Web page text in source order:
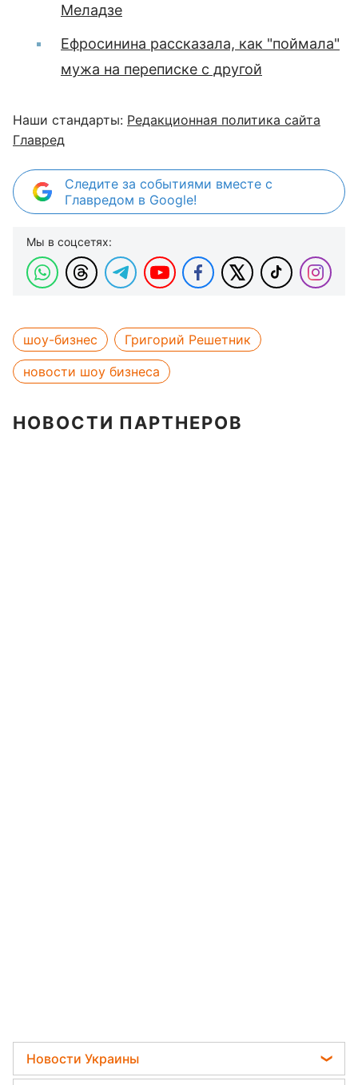
Меладзе
Ефросинина рассказала, как "поймала"
мужа на переписке с другой
Наши стандарты: Редакционная политика сайта
Главред
Следите за событиями вместе с
Главредом в Google!
Мы в соцсетях:
шоу-бизнес
Григорий Решетник
новости шоу бизнеса
НОВОСТИ ПАРТНЕРОВ
Новости Украины